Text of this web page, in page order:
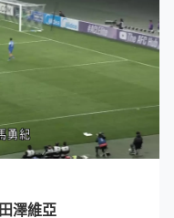
澤維亞